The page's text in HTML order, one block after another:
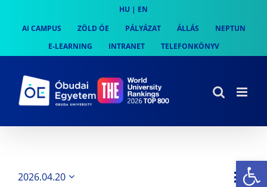
content
HU | EN
AI CAMPUS
ZÖLD ÓE PÁLYÁZAT ÁLLÁS
NEPTUN
E-LEARNING
INTRANET TELEFONKÖNYV
Nap
2026.04.20